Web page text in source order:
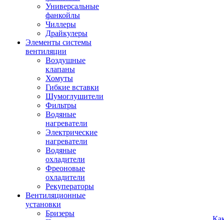
Универсальные
фанкойлы
Чиллеры
Драйкулеры
Элементы системы
вентиляции
Воздушные
клапаны
Хомуты
Гибкие вставки
Шумоглушители
Фильтры
Водяные
нагреватели
Электрические
нагреватели
Водяные
охладители
Фреоновые
охладители
Рекуператоры
Вентиляционные
установки
Бризеры